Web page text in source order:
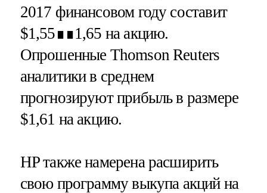
2017 финансовом году составит
$1,55∎∎1,65 на акцию.
Опрошенные Thomson Reuters
аналитики в среднем
прогнозируют прибыль в размере
$1,61 на акцию.
HP также намерена расширить
свою программу выкупа акций на